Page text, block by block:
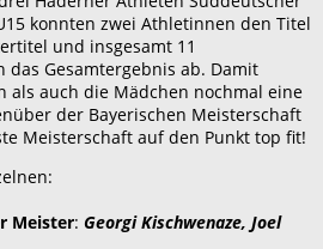
konnten zwei Athletinnen den Titel
und insgesamt 11
Gesamtergebnis ab. Damit
als auch die Mädchen nochmal eine
der Bayerischen Meisterschaft
Meisterschaft auf den Punkt top fit!
Meister: Georgi Kischwenaze, Joel